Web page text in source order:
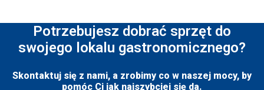
Potrzebujesz dobrać sprzęt do
swojego lokalu gastronomicznego?
Skontaktuj się z nami, a zrobimy co w naszej mocy, by
pomóc Ci jak najszybciej się da.